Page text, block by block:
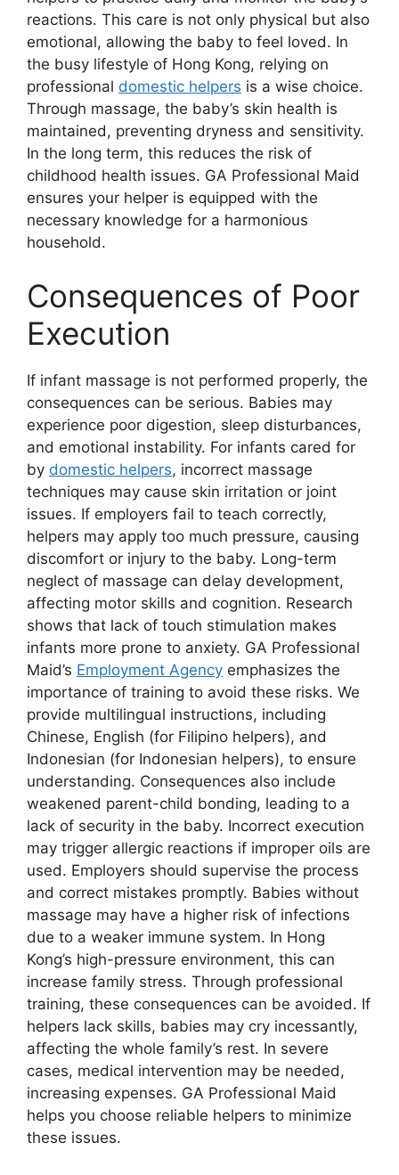
reactions. This care is not only physical but also
emotional, allowing the baby to feel loved. In
the busy lifestyle of Hong Kong, relying on
professional domestic helpers is a wise choice.
Through massage, the baby’s skin health is
maintained, preventing dryness and sensitivity.
In the long term, this reduces the risk of
childhood health issues. GA Professional Maid
ensures your helper is equipped with the
necessary knowledge for a harmonious
household.
Consequences of Poor
Execution
If infant massage is not performed properly, the
consequences can be serious. Babies may
experience poor digestion, sleep disturbances,
and emotional instability. For infants cared for
by domestic helpers, incorrect massage
techniques may cause skin irritation or joint
issues. If employers fail to teach correctly,
helpers may apply too much pressure, causing
discomfort or injury to the baby. Long-term
neglect of massage can delay development,
affecting motor skills and cognition. Research
shows that lack of touch stimulation makes
infants more prone to anxiety. GA Professional
Maid’s Employment Agency emphasizes the
importance of training to avoid these risks. We
provide multilingual instructions, including
Chinese, English (for Filipino helpers), and
Indonesian (for Indonesian helpers), to ensure
understanding. Consequences also include
weakened parent-child bonding, leading to a
lack of security in the baby. Incorrect execution
may trigger allergic reactions if improper oils are
used. Employers should supervise the process
and correct mistakes promptly. Babies without
massage may have a higher risk of infections
due to a weaker immune system. In Hong
Kong’s high-pressure environment, this can
increase family stress. Through professional
training, these consequences can be avoided. If
helpers lack skills, babies may cry incessantly,
affecting the whole family’s rest. In severe
cases, medical intervention may be needed,
increasing expenses. GA Professional Maid
helps you choose reliable helpers to minimize
these issues.